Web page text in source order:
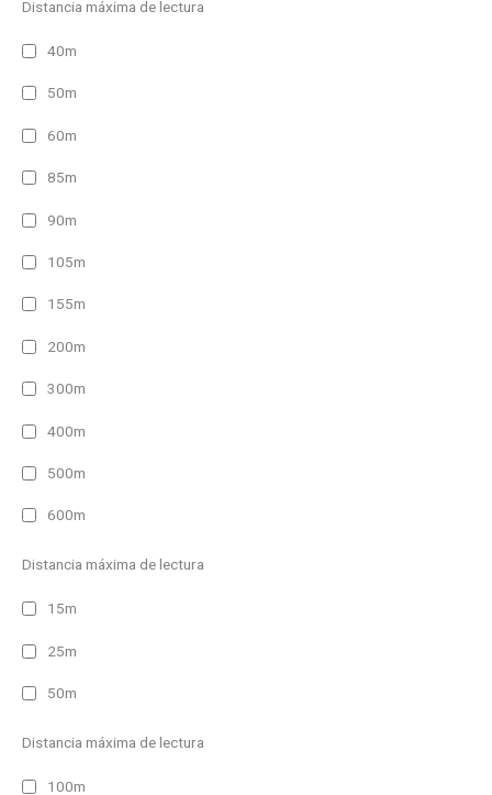
Distancia máxima de lectura
40m
50m
60m
85m
90m
105m
155m
200m
300m
400m
500m
600m
Distancia máxima de lectura
15m
25m
50m
Distancia máxima de lectura
100m